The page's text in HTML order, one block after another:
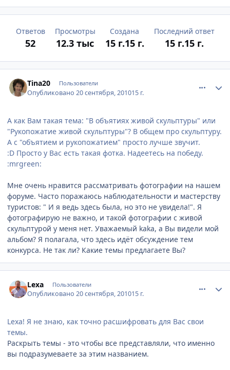
Ответов
52
Просмотры
12.3 тыс
Создана
15 г.15 г.
Последний ответ
15 г.15 г.
Tina20 Пользователи
Опубликовано20 сентября, 201015 г.
А как Вам такая тема: "В объятиях живой скульптуры" или
"Рукопожатие живой скульптуры"? В общем про скульптуру.
А с "объятием и рукопожатием" просто лучше звучит.
:D Просто у Вас есть такая фотка. Надеетесь на победу.
:mrgreen:
Мне очень нравится рассматривать фотографии на нашем
форуме. Часто поражаюсь наблюдательности и мастерству
туристов: " И я ведь здесь была, но это не увидела!". Я
фотографирую не важно, и такой фотографии с живой
скульптурой у меня нет. Уважаемый kaka, а Вы видели мой
альбом? Я полагала, что здесь идёт обсуждение тем
конкурса. Не так ли? Какие темы предлагаете Вы?
Lexa Пользователи
Опубликовано20 сентября, 201015 г.
Lexa! Я не знаю, как точно расшифровать для Вас свои
темы.
Раскрыть темы - это чтобы все представляли, что именно
вы подразумеваете за этим названием.